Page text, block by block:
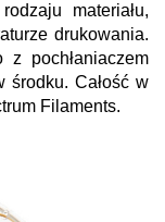
materiału,
drukowania.
z pochłaniaczem
środku. Całość w
Filaments.